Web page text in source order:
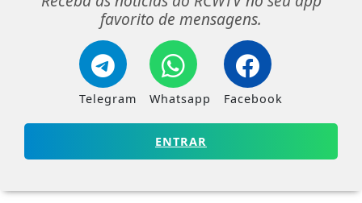
favorito de mensagens.
Telegram Whatsapp Facebook
ENTRAR